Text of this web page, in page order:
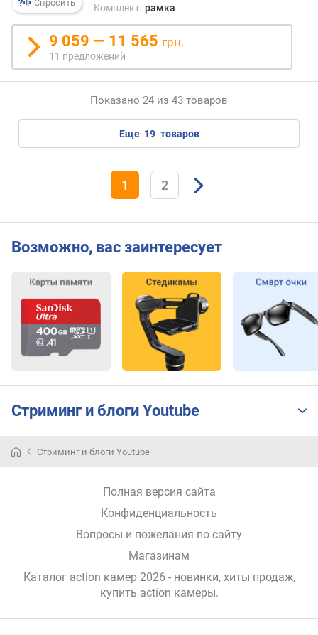
.
о
б
ъ
е
м
т
я
и
Г
)
е
м
о
т
м
у
л
Спросить
Комплект: рамка
9 059 — 11 565 грн.
11 предложений
Показано 24 из 43 товаров
еще 19 товаров
1 2
Возможно, вас заинтересует
Стриминг и блоги Youtube
Стриминг и блоги Youtube
Полная версия сайта
Конфиденциальность
Вопросы и пожелания по сайту
Магазинам
Каталог action камер 2026 - новинки, хиты продаж,
купить action камеры.